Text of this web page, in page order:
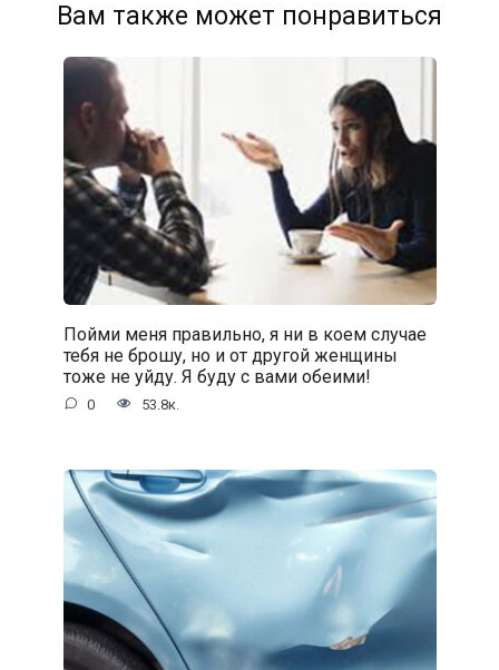
Вам также может понравиться
Пойми меня правильно, я ни в коем случае
тебя не брошу, но и от другой женщины
тоже не уйду. Я буду с вами обеими!
0 53.8к.